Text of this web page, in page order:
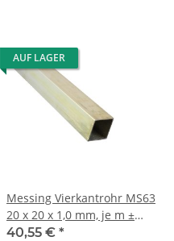
AUF LAGER
Messing Vierkantrohr MS63
20 x 20 x 1,0 mm, je m ±
5mm
40,55 € *